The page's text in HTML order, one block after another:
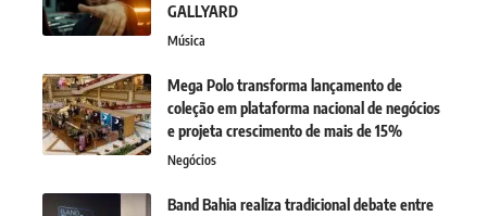
GALLYARD
Música
Mega Polo transforma lançamento de
coleção em plataforma nacional de negócios
e projeta crescimento de mais de 15%
Negócios
Band Bahia realiza tradicional debate entre